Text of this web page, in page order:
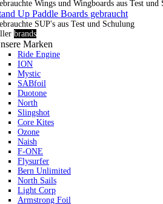
Wings und Wingboards aus Test und
Up Paddle Boards gebraucht
SUP's aus Test und Schulung
brands
Marken
Ride Engine
ION
Mystic
SABfoil
Duotone
North
Slingshot
Core Kites
Ozone
Naish
F-ONE
Flysurfer
Bern Unlimited
North Sails
Light Corp
Armstrong Foil